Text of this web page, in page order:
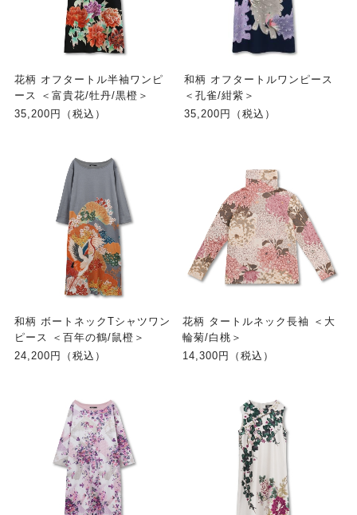
花柄 オフタートル半袖ワンピ
ース ＜富貴花/牡丹/黒橙＞
35,200円（税込）
和柄 オフタートルワンピース
＜孔雀/紺紫＞
35,200円（税込）
和柄 ボートネックTシャツワン
ピース ＜百年の鶴/鼠橙＞
24,200円（税込）
花柄 タートルネック長袖 ＜大
輪菊/白桃＞
14,300円（税込）